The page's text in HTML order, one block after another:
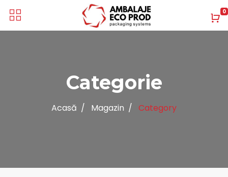
0
Categorie
Acasă Magazin Category